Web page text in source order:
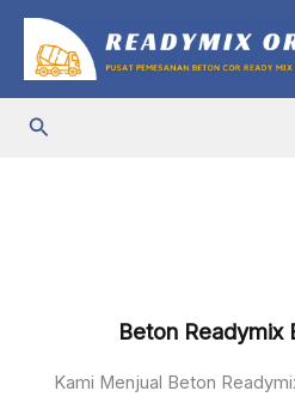
konten
Cari
Beton Readymix
Kami Menjual Beton